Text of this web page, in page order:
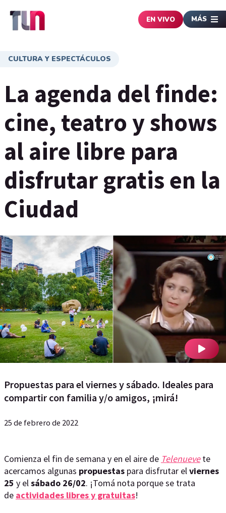
EN VIVO MÁS
CULTURA Y ESPECTÁCULOS
La agenda del finde:
cine, teatro y shows
al aire libre para
disfrutar gratis en la
Ciudad
Propuestas para el viernes y sábado. Ideales para
compartir con familia y/o amigos, ¡mirá!
25 de febrero de 2022
Comienza el fin de semana y en el aire de Telenueve te
acercamos algunas propuestas para disfrutar elviernes
25 y elsábado 26/02. ¡Tomá nota porque se trata
de actividades libres y gratuitas!